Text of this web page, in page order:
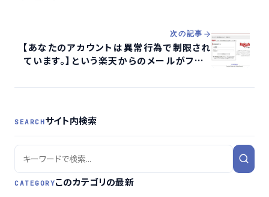
次の記事
【あなたのアカウントは異常行為で制限され
ています。】という楽天からのメールがフィッ
SEARCHサイト内検索
CATEGORYこのカテゴリの最新